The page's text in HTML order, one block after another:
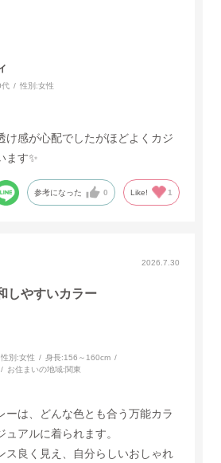
性別:女性
け感が心配でしたがほどよくカジ
ます✨
参考になった 0 Like! 1
2026.7.30
しやすいカラー
性別:女性 身長:156～160cm
お住まいの地域:関東
ーは、どんな色とも合う万能カラ
アルに着られます。
ス良く見え、自分らしいおしゃれ